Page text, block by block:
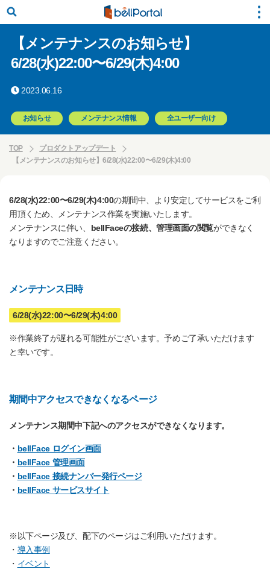
【メンテナンスのお知らせ】
6/28(水)22:00〜6/29(木)4:00
2023.06.16
お知らせ メンテナンス情報 全ユーザー向け
TOP
プロダクトアップデート
【メンテナンスのお知らせ】6/28(水)22:00〜6/29(木)4:00
6/28(水)22:00〜6/29(木)4:00の期間中、より安定してサービスをご利
用頂くため、メンテナンス作業を実施いたします。
メンテナンスに伴い、 bellFaceの接続、管理画面の閲覧ができなく
なりますのでご注意ください。
メンテナンス日時
6/28(水)22:00〜6/29(木)4:00
※作業終了が遅れる可能性がございます。予めご了承いただけます
と幸いです。
期間中アクセスできなくなるページ
メンテナンス期間中下記へのアクセスができなくなります。
・ bellFace ログイン画面
・ bellFace 管理画面
・ bellFace 接続ナンバー発行ページ
・ bellFace サービスサイト
※以下ページ及び、配下のページはご利用いただけます。
・ 導入事例
・ イベント